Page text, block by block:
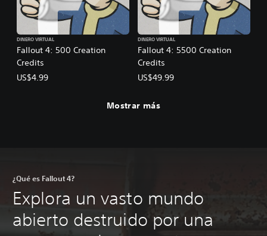
Fallout 4: 500 Creation
Credits
DINERO VIRTUAL
US$4.99
Fallout 4: 5500 Creation
Credits
DINERO VIRTUAL
US$49.99
Mostrar más
¿Qué es Fallout 4?
Explora un vasto mundo
abierto destruido por una